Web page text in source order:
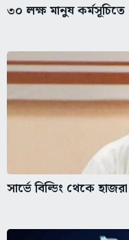
৩০ লক্ষ মানুষ কর্মসূচিতে
সার্ভে বিল্ডিং থেকে